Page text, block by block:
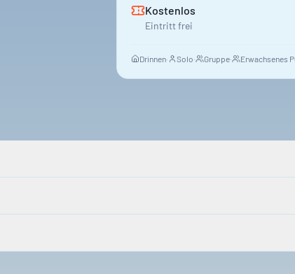
Kostenlos
Eintritt frei
Drinnen· Solo· Gruppe· Erwachsenes